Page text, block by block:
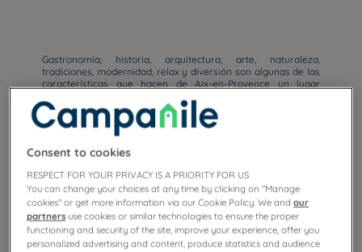
Gastronomía, historia, arquitectura, arte, naturaleza,
tradiciones, modernidad, relax y diversión son algunas de las
características que hacen de Aix-en-Provence un lugar
Provence!
Nuestros hoteles en Aix-en-Provence
Disfrute de la comodidad de las habitaciones del
Campanile en Aix-en-Provence.Según el
establecimiento, encontrará aparcamiento privado,
Consent to cookies
RESPECT FOR YOUR PRIVACY IS A PRIORITY FOR US
You can change your choices at any time by clicking on "Manage
cookies" or get more information via our Cookie Policy. We andour
partners use cookies or similar technologies to ensure the proper
functioning and security of the site, improve your experience, offer you
personalized advertising and content, produce statistics and audience